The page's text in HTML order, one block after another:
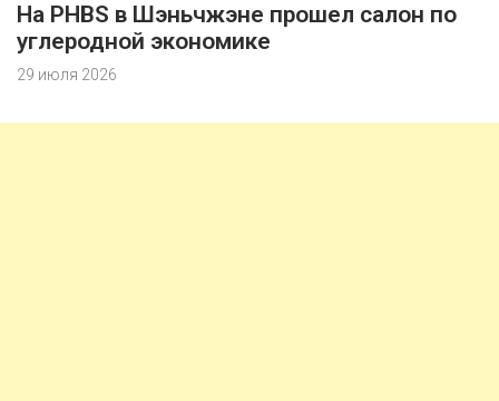
На PHBS в Шэньчжэне прошел салон по
углеродной экономике
29 июля 2026